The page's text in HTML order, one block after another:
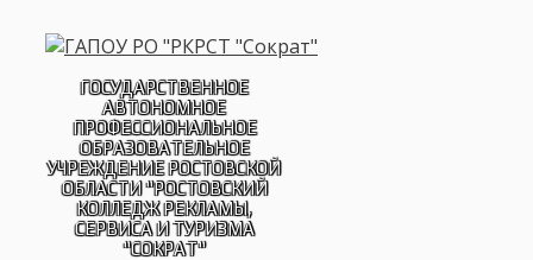
содержимому
ГОСУДАРСТВЕННОЕ
АВТОНОМНОЕ
ПРОФЕССИОНАЛЬНОЕ
ОБРАЗОВАТЕЛЬНОЕ
УЧРЕЖДЕНИЕ РОСТОВСКОЙ
ОБЛАСТИ "РОСТОВСКИЙ
КОЛЛЕДЖ РЕКЛАМЫ,
СЕРВИСА И ТУРИЗМА
"СОКРАТ"